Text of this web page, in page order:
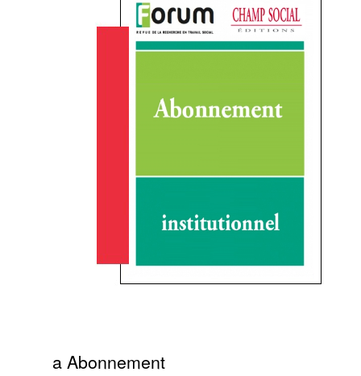
a Abonnement